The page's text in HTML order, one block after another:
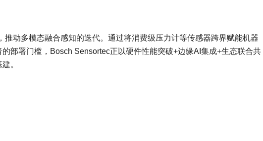
推动多模态融合感知的迭代。通过将消费级压力计等传感器跨界赋能机器
部署门槛，Bosch Sensortec正以硬件性能突破+边缘AI集成+生态联合共
。